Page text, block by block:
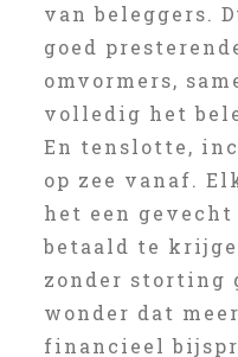
van beleggers.
goed
omvormers,
volledig het
En tenslotte,
op zee vanaf.
het een
betaald te
zonder storting
wonder dat
financieel